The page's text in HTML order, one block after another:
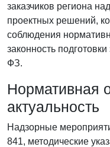
заказчиков региона
проектных решений,
соблюдения
законность
ФЗ.
Нормативная
актуальность
Надзорные
841, методические